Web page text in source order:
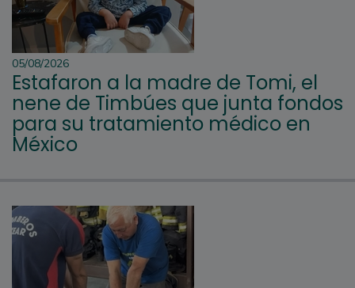
05/08/2026
Estafaron a la madre de Tomi, el
nene de Timbúes que junta fondos
para su tratamiento médico en
México